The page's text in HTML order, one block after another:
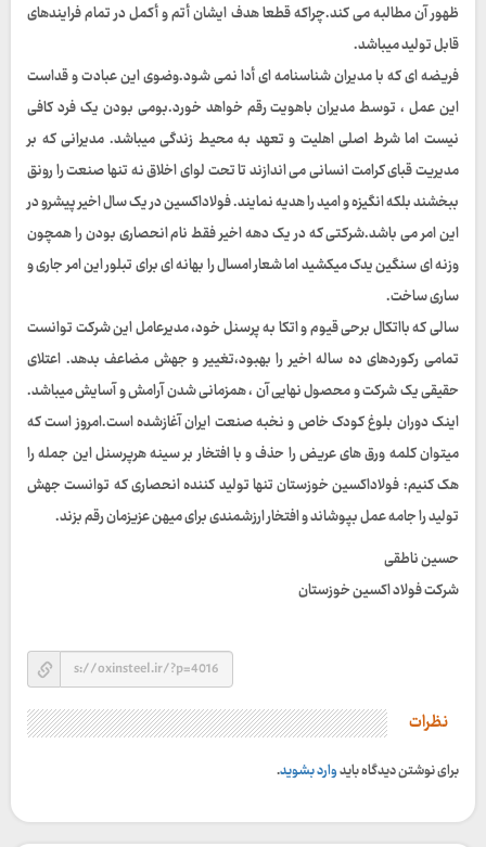
ظهور آن مطالبه می کند.چراکه قطعا هدف ایشان أتم و أکمل در تمام فرایندهای
قابل تولید میباشد.
فریضه ای که با مدیران شناسنامه ای أدا نمی شود.وضوی این عبادت و قداست
این عمل ، توسط مدیران باهویت رقم خواهد خورد.بومی بودن یک فرد کافی
نیست اما شرط اصلی اهلیت و تعهد به محیط زندگی میباشد. مدیرانی که بر
مدیریت قبای کرامت انسانی می اندازند تا تحت لوای اخلاق نه تنها صنعت را رونق
ببخشند بلکه انگیزه و امید را هدیه نمایند. فولاداکسین در یک سال اخیر پیشرو در
این امر می باشد.شرکتی که در یک دهه اخیر فقط نام انحصاری بودن را همچون
وزنه ای سنگین یدک میکشید اما شعار امسال را بهانه ای برای تبلور این امر جاری و
ساری ساخت.
سالی که بااتکال برحی قیوم و اتکا به پرسنل خود، مدیرعامل این شرکت توانست
تمامی رکوردهای ده ساله اخیر را بهبود،تغییر و جهش مضاعف بدهد. اعتلای
حقیقی یک شرکت و محصول نهایی آن ، همزمانی شدن آرامش و آسایش میباشد.
اینک دوران بلوغ کودک خاص و نخبه صنعت ایران آغازشده است.امروز است که
میتوان کلمه ورق های عریض را حذف و با افتخار بر سینه هرپرسنل این جمله را
هک کنیم: فولاداکسین خوزستان تنها تولید کننده انحصاری که توانست جهش
تولید را جامه عمل بپوشاند و افتخار ارزشمندی برای میهن عزیزمان رقم بزند.
حسین ناطقی
شرکت فولاد اکسین خوزستان
نظرات
برای نوشتن دیدگاه بایدوارد بشوید.